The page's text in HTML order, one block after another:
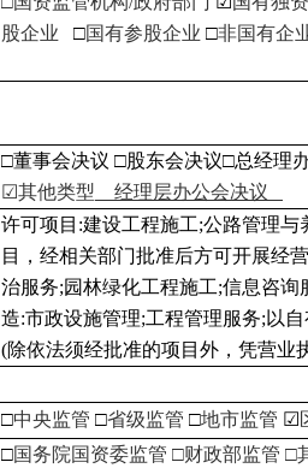
股企业 □国有参股企业 □非国有企
□董事会决议 □股东会决议□总经理
☑其他类型 经理层办公会决议
许可项目:建设工程施工;公路管理
目，经相关部门批准后方可开展经
治服务;园林绿化工程施工;信息咨
造:市政设施管理;工程管理服务;以
(除依法须经批准的项目外，凭营业
□中央监管 □省级监管 □地市监管 ☑
□国务院国资委监管 □财政部监管